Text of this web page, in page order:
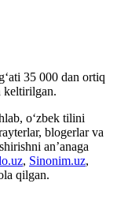
35 000 dan ortiq
keltirilgan.
o‘zbek tilini
blogerlar va
an’anaga
, Sinonim.uz,
qilgan.